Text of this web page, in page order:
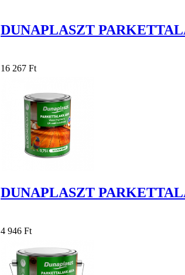
DUNAPLASZT
16 267 Ft
DUNAPLASZT
4 946 Ft